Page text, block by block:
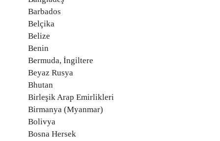
Barbados
Belçika
Belize
Benin
Bermuda, İngiltere
Beyaz Rusya
Bhutan
Birleşik Arap Emirlikleri
Birmanya (Myanmar)
Bolivya
Bosna Hersek